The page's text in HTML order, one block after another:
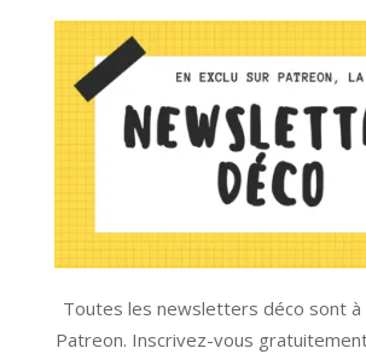
Toutes les newsletters déco sont
Patreon. Inscrivez-vous